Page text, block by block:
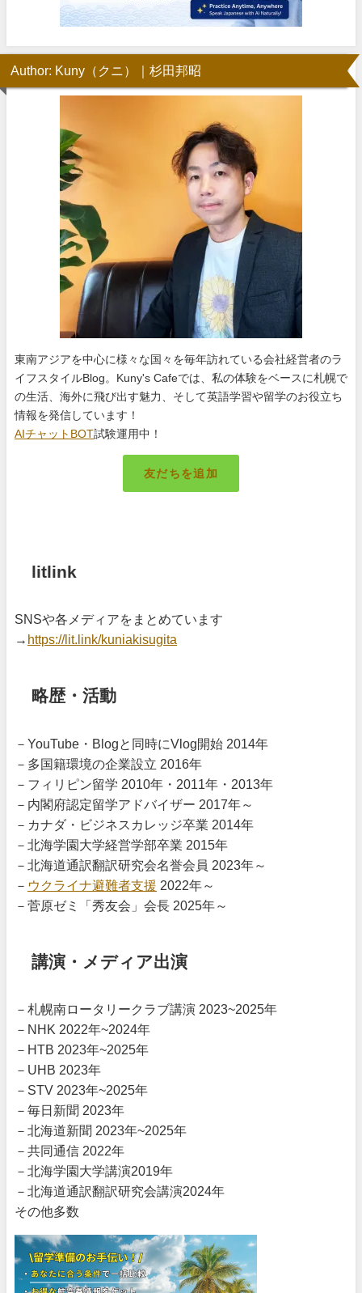
Author: Kuny（クニ）｜杉田邦昭
東南アジアを中心に様々な国々を毎年訪れている会社経営者のラ
イフスタイルBlog。Kuny's Cafeでは、私の体験をベースに札幌で
の生活、海外に飛び出す魅力、そして英語学習や留学のお役立ち
情報を発信しています！
AIチャットBOT試験運用中！
友だちを追加
litlink
SNSや各メディアをまとめています
→ https://lit.link/kuniakisugita
略歴・活動
－YouTube・Blogと同時にVlog開始 2014年
－多国籍環境の企業設立 2016年
－フィリピン留学 2010年・2011年・2013年
－内閣府認定留学アドバイザー 2017年～
－カナダ・ビジネスカレッジ卒業 2014年
－北海学園大学経営学部卒業 2015年
－北海道通訳翻訳研究会名誉会員 2023年～
－ ウクライナ避難者支援 2022年～
－菅原ゼミ「秀友会」会長 2025年～
講演・メディア出演
－札幌南ロータリークラブ講演 2023~2025年
－NHK 2022年~2024年
－HTB 2023年~2025年
－UHB 2023年
－STV 2023年~2025年
－毎日新聞 2023年
－北海道新聞 2023年~2025年
－共同通信 2022年
－北海学園大学講演2019年
－北海道通訳翻訳研究会講演2024年
その他多数